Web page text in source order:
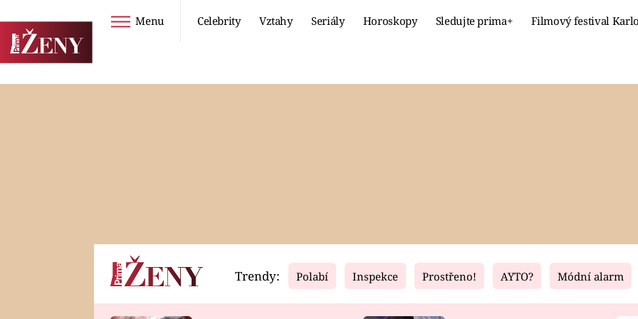
Menu Celebrity Vztahy Seriály Horoskopy Sledujte prima+ Filmový festival
Horoskopy Video Fresh Living
Trendy: Polabí Inspekce Prostřeno! AYTO? Módní alarm